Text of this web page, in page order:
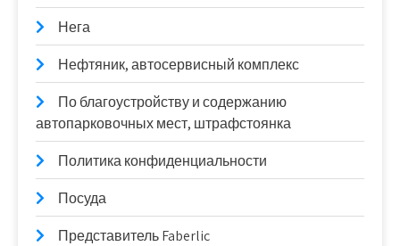
Нега
Нефтяник, автосервисный комплекс
По благоустройству и содержанию
автопарковочных мест, штрафстоянка
Политика конфиденциальности
Посуда
Представитель Faberlic